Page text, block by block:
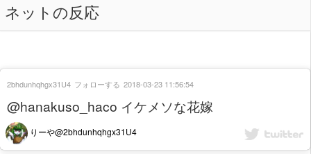
ネットの反応
@hanakuso_haco イケメソな花嫁
りーや@2bhdunhqhgx31U4
2bhdunhqhgx31U4 フォローする 2018-03-23 11:56:54